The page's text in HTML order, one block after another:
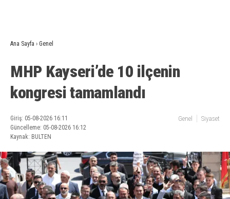
Ana Sayfa › Genel
MHP Kayseri’de 10 ilçenin
kongresi tamamlandı
Giriş: 05-08-2026 16:11
Güncelleme: 05-08-2026 16:12
Kaynak: BULTEN
Genel Siyaset